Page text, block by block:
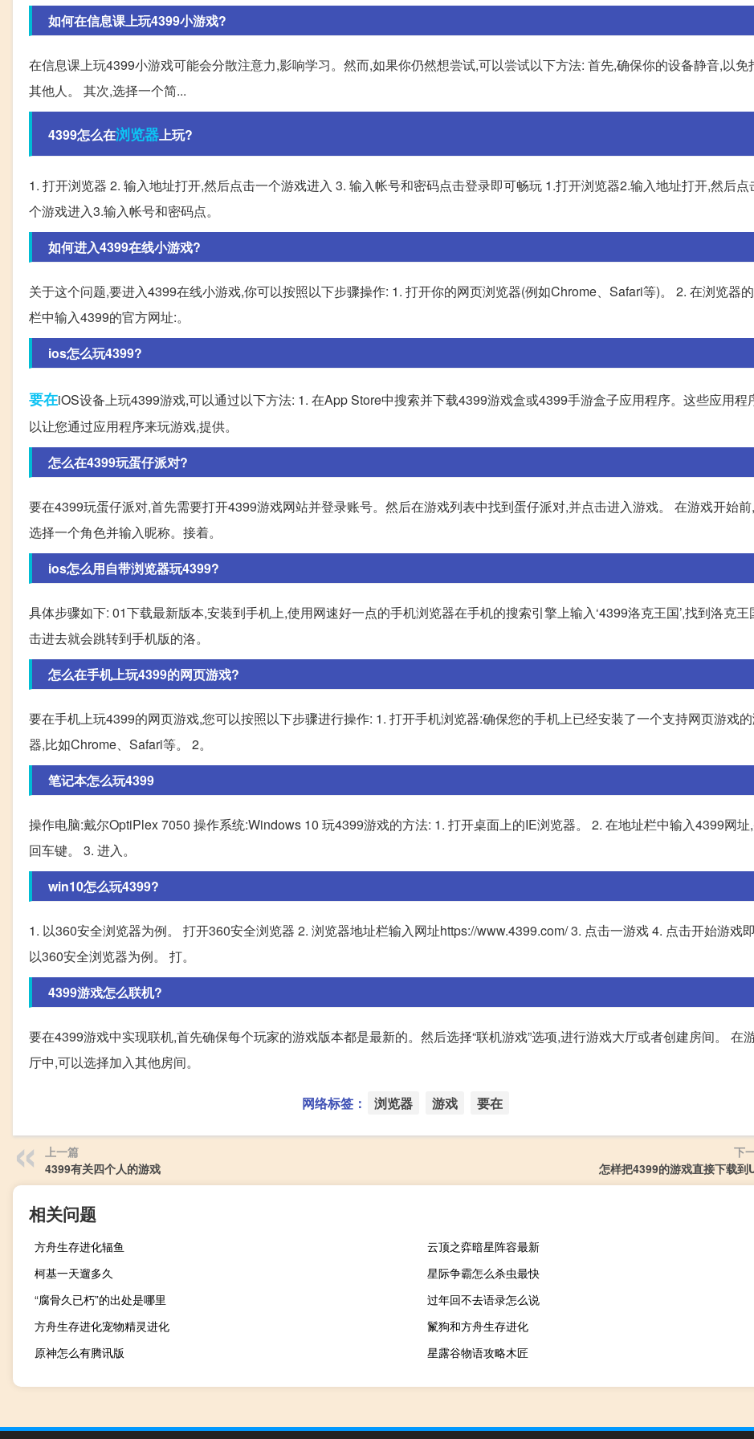
如何在信息课上玩4399小游戏?
在信息课上玩4399小游戏可能会分散注意力,影响学习。然而,如果你仍然想尝试,可以尝试以下方法: 首先,确保你的设备静音,以免
其他人。 其次,选择一个简...
4399怎么在浏览器上玩?
1. 打开浏览器 2. 输入地址打开,然后点击一个游戏进入 3. 输入帐号和密码点击登录即可畅玩 1.打开浏览器2.输入地址打开,然后点
个游戏进入3.输入帐号和密码点。
如何进入4399在线小游戏?
关于这个问题,要进入4399在线小游戏,你可以按照以下步骤操作: 1. 打开你的网页浏览器(例如Chrome、Safari等)。 2. 在浏览器
栏中输入4399的官方网址:。
ios怎么玩4399?
要在iOS设备上玩4399游戏,可以通过以下方法: 1. 在App Store中搜索并下载4399游戏盒或4399手游盒子应用程序。这些应用程
以让您通过应用程序来玩游戏,提供。
怎么在4399玩蛋仔派对?
要在4399玩蛋仔派对,首先需要打开4399游戏网站并登录账号。然后在游戏列表中找到蛋仔派对,并点击进入游戏。 在游戏开始
选择一个角色并输入昵称。接着。
ios怎么用自带浏览器玩4399?
具体步骤如下: 01下载最新版本,安装到手机上,使用网速好一点的手机浏览器在手机的搜索引擎上输入‘4399洛克王国’,找到洛克王
击进去就会跳转到手机版的洛。
怎么在手机上玩4399的网页游戏?
要在手机上玩4399的网页游戏,您可以按照以下步骤进行操作: 1. 打开手机浏览器:确保您的手机上已经安装了一个支持网页游戏
器,比如Chrome、Safari等。 2。
笔记本怎么玩4399
操作电脑:戴尔OptiPlex 7050 操作系统:Windows 10 玩4399游戏的方法: 1. 打开桌面上的IE浏览器。 2. 在地址栏中输入4399网址
回车键。 3. 进入。
win10怎么玩4399?
1. 以360安全浏览器为例。 打开360安全浏览器 2. 浏览器地址栏输入网址https://www.4399.com/ 3. 点击一游戏 4. 点击开始游戏
以360安全浏览器为例。 打。
4399游戏怎么联机?
要在4399游戏中实现联机,首先确保每个玩家的游戏版本都是最新的。然后选择“联机游戏”选项,进行游戏大厅或者创建房间。 在
厅中,可以选择加入其他房间。
网络标签： 浏览器 游戏 要在
上一篇
4399有关四个人的游戏
下
怎样把4399的游戏直接下载到
相关问题
方舟生存进化辐鱼
云顶之弈暗星阵容最新
柯基一天遛多久
星际争霸怎么杀虫最快
“腐骨久已朽”的出处是哪里
过年回不去语录怎么说
方舟生存进化宠物精灵进化
鬣狗和方舟生存进化
原神怎么有腾讯版
星露谷物语攻略木匠